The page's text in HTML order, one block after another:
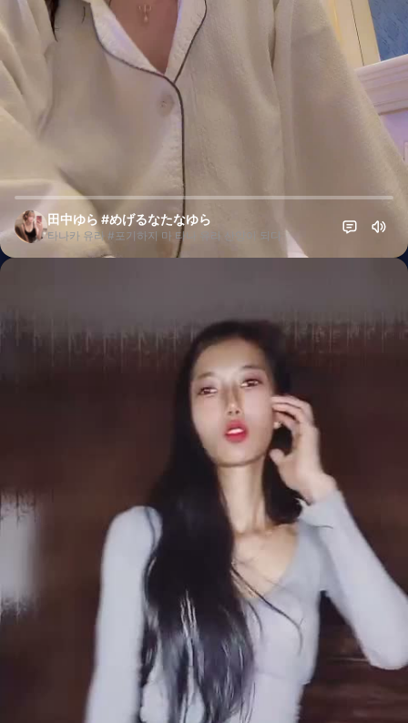
田中ゆら #めげるなたなゆら
타나카 유라 #포기하지 마 타나 유라 산양이 되다